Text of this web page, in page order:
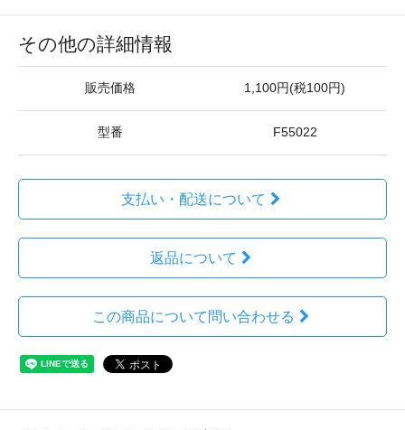
その他の詳細情報
販売価格 1,100円(税100円)
型番 F55022
支払い・配送について
返品について
この商品について問い合わせる